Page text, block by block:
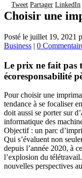
Tweet Partager LinkedIn
Choisir une
Posté le juillet 19, 2021
Business | 0
Le prix ne fait pas
écoresponsabilité
Pour choisir une
tendance à se focaliser
doit aussi se porter sur
informatique des
Objectif : un parc
Qui s’évaluent non
depuis l’année 2020, à
l’explosion du
nouvelles perspectives